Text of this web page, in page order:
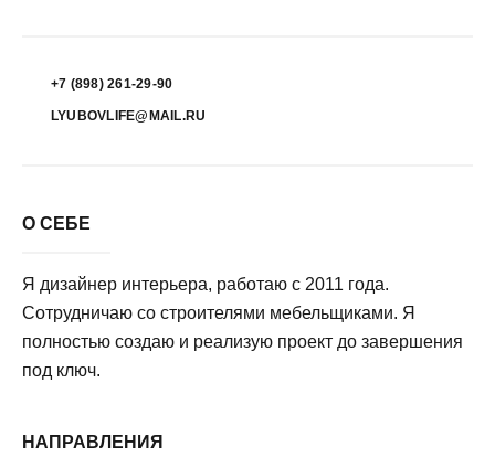
+7 (898) 261-29-90
LYUBOVLIFE@MAIL.RU
О СЕБЕ
Я дизайнер интерьера, работаю с 2011 года.
Сотрудничаю со строителями мебельщиками. Я
полностью создаю и реализую проект до завершения
под ключ.
НАПРАВЛЕНИЯ